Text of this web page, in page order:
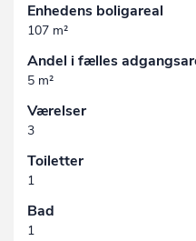
Enhedens boligareal
107 m²
Andel i fælles
5 m²
Værelser
3
Toiletter
1
Bad
1